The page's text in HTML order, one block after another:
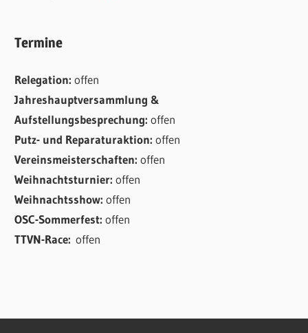
Termine
Relegation:offen
Jahreshauptversammlung &
Aufstellungsbesprechung:offen
Putz- und Reparaturaktion:offen
Vereinsmeisterschaften:offen
Weihnachtsturnier:offen
Weihnachtsshow:offen
OSC-Sommerfest:offen
TTVN-Race:offen